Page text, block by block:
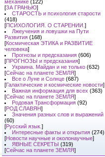
механике (122)
[ЗА ГРАНЬЮ]
СТАРОСТЬ и психология старости
(418)
[ПСИХОЛОГИЯ. О СТАРЕНИИ. ]
Лжеучения и ловушки на Пути
Развития (168)
[Космическая ЭТИКА и РАЗВИТИЕ
человека]
Прогнозы и предсказания (606)
[ПРОГНОЗЫ и предсказания]
Украина. Майдан и не только (632)
[Сейчас на планете ЗЕМЛЯ]
Все о Луне и Солнце (687)
[Галактические и космические новости]
Важная информация для всех (363)
[Сейчас на планете ЗЕМЛЯ]
Родовая Трансформация (92)
[РОД СЛАВЯН]
Значения разных слов и выражений
(60)
[Русский язык. ]
Интересные факты и открытия (274)
[Новости научные и околонаучные]
ЯВНЫЕ СЕКРЕТЫ (319)
[Сейчас на планете ЗЕМЛЯ]